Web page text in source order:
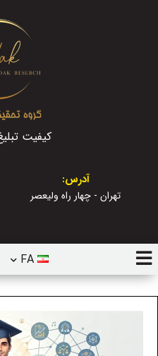
کیفیت
آدرس:
تهران - چهار راه ولیعصر
FA